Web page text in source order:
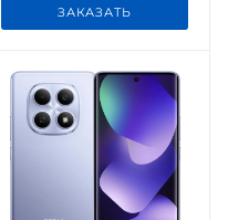
ЗАКАЗАТЬ